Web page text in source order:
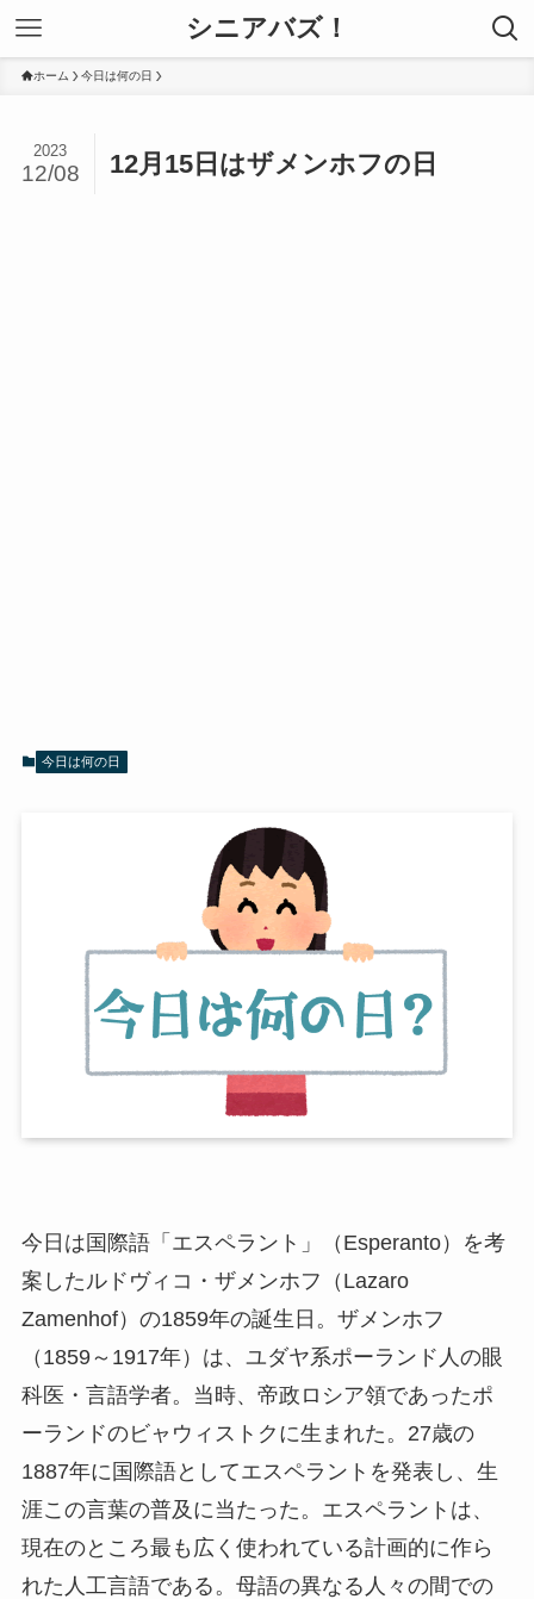
シニアバズ！
ホーム 今日は何の日
12月15日はザメンホフの日
2023
12/08
今日は何の日
今日は国際語「エスペラント」（Esperanto）を考
案したルドヴィコ・ザメンホフ（Lazaro
Zamenhof）の1859年の誕生日。ザメンホフ
（1859～1917年）は、ユダヤ系ポーランド人の眼
科医・言語学者。当時、帝政ロシア領であったポ
ーランドのビャウィストクに生まれた。27歳の
1887年に国際語としてエスペラントを発表し、生
涯この言葉の普及に当たった。エスペラントは、
現在のところ最も広く使われている計画的に作ら
れた人工言語である。母語の異なる人々の間での